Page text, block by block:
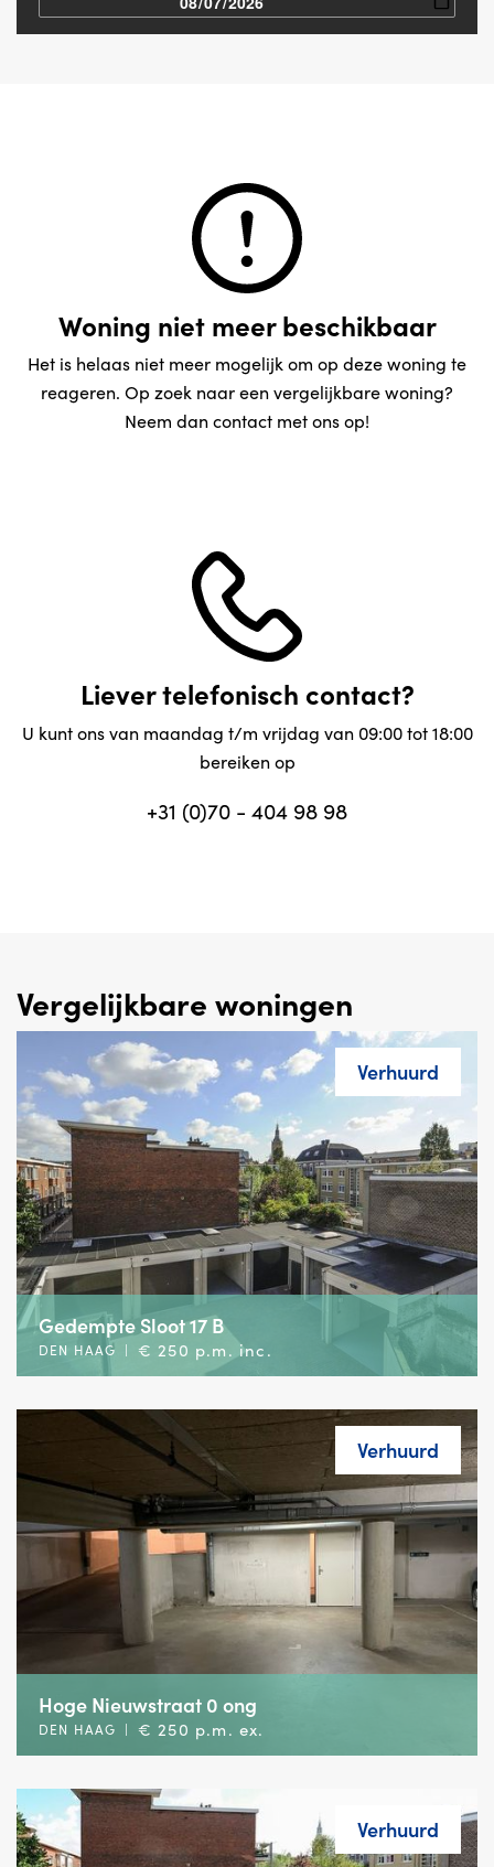
Woning niet meer beschikbaar
Het is helaas niet meer mogelijk om op deze woning te
reageren. Op zoek naar een vergelijkbare woning?
Neem dan contact met ons op!
Liever telefonisch contact?
U kunt ons van maandag t/m vrijdag van 09:00 tot 18:00
bereiken op
+31 (0)70 - 404 98 98
Vergelijkbare woningen
Verhuurd
Gedempte Sloot 17 B
DEN HAAG | € 250 p.m. inc.
Verhuurd
Hoge Nieuwstraat 0 ong
DEN HAAG | € 250 p.m. ex.
Verhuurd